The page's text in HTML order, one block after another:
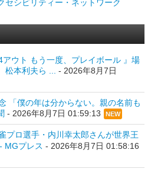
ウト もう一度、プレイボール 』場
本利夫ら ...
- 2026年8月7日
「僕の年は分からない。親の名前も
- 2026年8月7日 01:59:13 NEW
プロ選手・内川幸太郎さんが世界王
MGプレス - 2026年8月7日 01:58:16